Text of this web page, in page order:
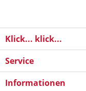
Klick... klick...
Service
Informationen